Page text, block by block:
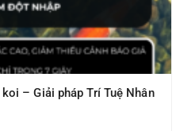
– Giải pháp Trí Tuệ Nhân